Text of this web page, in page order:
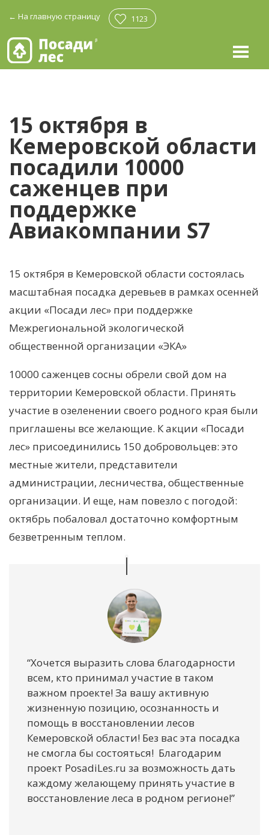
← На главную страницу 1123
15 октября в
Кемеровской области
посадили 10000
саженцев при
поддержке
Авиакомпании S7
15 октября в Кемеровской области состоялась
масштабная посадка деревьев в рамках осенней
акции «Посади лес» при поддержке
Межрегиональной экологической
общественной организации «ЭКА»
10000 саженцев сосны обрели свой дом на
территории Кемеровской области. Принять
участие в озеленении своего родного края были
приглашены все желающие. К акции «Посади
лес» присоединились 150 добровольцев: это
местные жители, представители
администрации, лесничества, общественные
организации. И еще, нам повезло с погодой:
октябрь побаловал достаточно комфортным
безветренным теплом.
“Хочется выразить слова благодарности
всем, кто принимал участие в таком
важном проекте! За вашу активную
жизненную позицию, осознанность и
помощь в восстановлении лесов
Кемеровской области! Без вас эта посадка
не смогла бы состояться! Благодарим
проект PosadiLes.ru за возможность дать
каждому желающему принять участие в
восстановление леса в родном регионе!”